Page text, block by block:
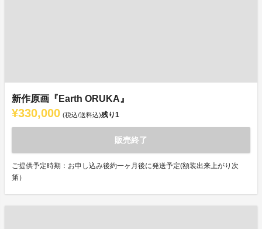
新作原画『Earth ORUKA』
¥330,000 (税込/送料込)残り1
販売終了
ご提供予定時期：お申し込み後約一ヶ月後に発送予定(額装出来上がり次
第）